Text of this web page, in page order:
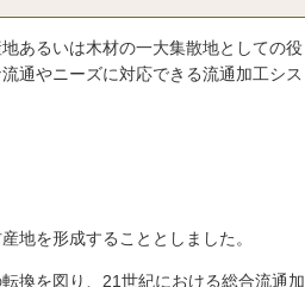
あるいは木材の一大集散地としての役
通やニーズに対応できる流通加工シス
地を形成することとしました。
換を図り、21世紀における総合流通加